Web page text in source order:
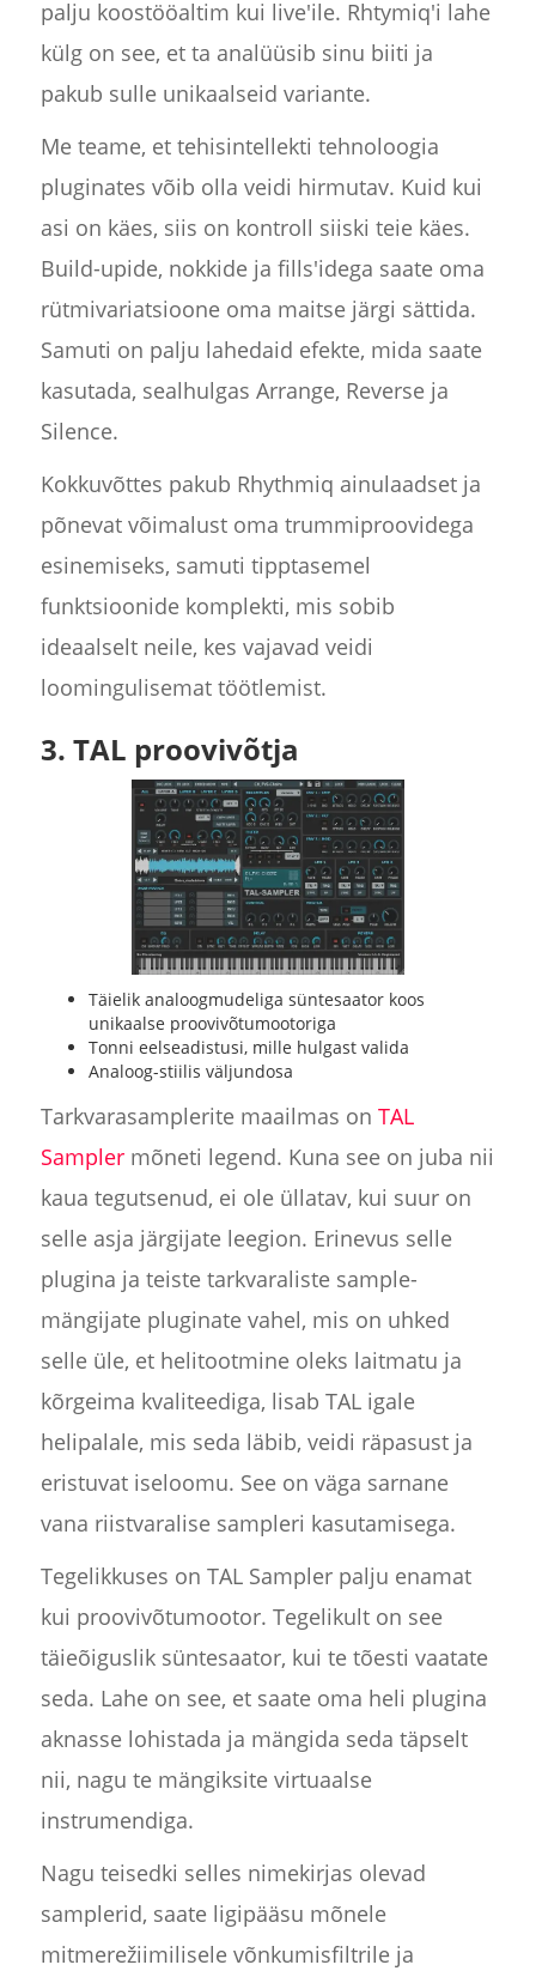
palju koostööaltim kui live'ile. Rhtymiq'i lahe
külg on see, et ta analüüsib sinu biiti ja
pakub sulle unikaalseid variante.
Me teame, et tehisintellekti tehnoloogia
pluginates võib olla veidi hirmutav. Kuid kui
asi on käes, siis on kontroll siiski teie käes.
Build-upide, nokkide ja fills'idega saate oma
rütmivariatsioone oma maitse järgi sättida.
Samuti on palju lahedaid efekte, mida saate
kasutada, sealhulgas Arrange, Reverse ja
Silence.
Kokkuvõttes pakub Rhythmiq ainulaadset ja
põnevat võimalust oma trummiproovidega
esinemiseks, samuti tipptasemel
funktsioonide komplekti, mis sobib
ideaalselt neile, kes vajavad veidi
loomingulisemat töötlemist.
3. TAL proovivõtja
Täielik analoogmudeliga süntesaator koos
unikaalse proovivõtumootoriga
Tonni eelseadistusi, mille hulgast valida
Analoog-stiilis väljundosa
Tarkvarasamplerite maailmas on TAL
Samplermõneti legend. Kuna see on juba nii
kaua tegutsenud, ei ole üllatav, kui suur on
selle asja järgijate leegion. Erinevus selle
plugina ja teiste tarkvaraliste sample-
mängijate pluginate vahel, mis on uhked
selle üle, et helitootmine oleks laitmatu ja
kõrgeima kvaliteediga, lisab TAL igale
helipalale, mis seda läbib, veidi räpasust ja
eristuvat iseloomu. See on väga sarnane
vana riistvaralise sampleri kasutamisega.
Tegelikkuses on TAL Sampler palju enamat
kui proovivõtumootor. Tegelikult on see
täieõiguslik süntesaator, kui te tõesti vaatate
seda. Lahe on see, et saate oma heli plugina
aknasse lohistada ja mängida seda täpselt
nii, nagu te mängiksite virtuaalse
instrumendiga.
Nagu teisedki selles nimekirjas olevad
samplerid, saate ligipääsu mõnele
mitmerežiimilisele võnkumisfiltrile ja